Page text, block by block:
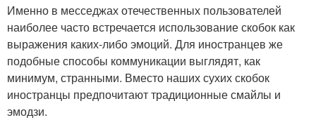
Именно в месседжах отечественных пользователей
наиболее часто встречается использование скобок как
выражения каких-либо эмоций. Для иностранцев же
подобные способы коммуникации выглядят, как
минимум, странными. Вместо наших сухих скобок
иностранцы предпочитают традиционные смайлы и
эмодзи.